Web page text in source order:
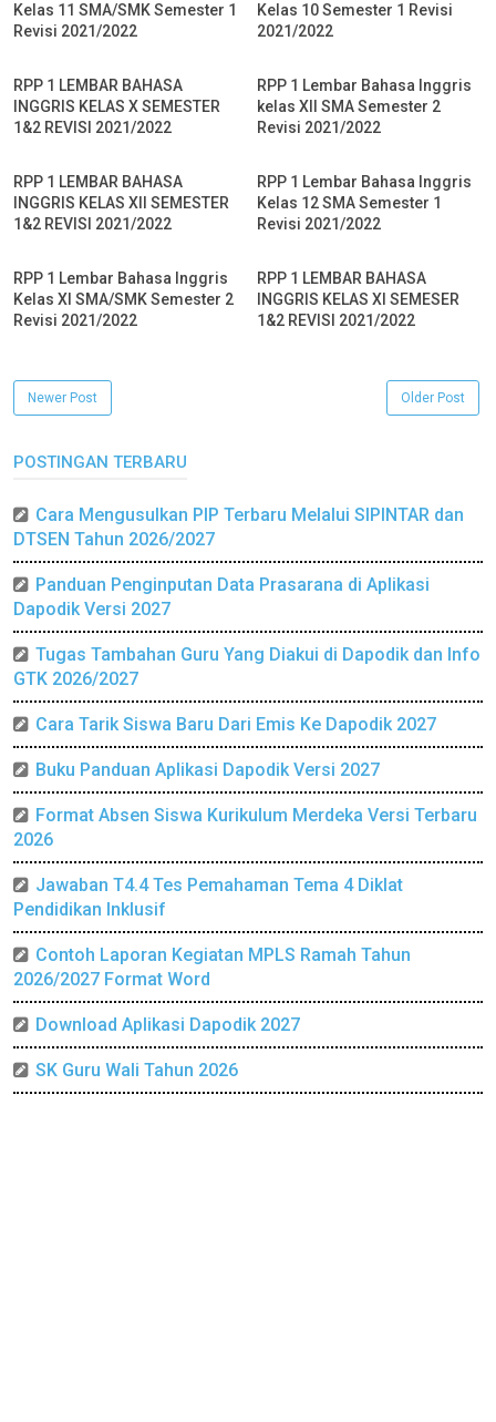
Kelas 11 SMA/SMK Semester 1
Revisi 2021/2022
Kelas 10 Semester 1 Revisi
2021/2022
RPP 1 LEMBAR BAHASA
INGGRIS KELAS X SEMESTER
1&2 REVISI 2021/2022
RPP 1 Lembar Bahasa Inggris
kelas XII SMA Semester 2
Revisi 2021/2022
RPP 1 LEMBAR BAHASA
INGGRIS KELAS XII SEMESTER
1&2 REVISI 2021/2022
RPP 1 Lembar Bahasa Inggris
Kelas 12 SMA Semester 1
Revisi 2021/2022
RPP 1 Lembar Bahasa Inggris
Kelas XI SMA/SMK Semester 2
Revisi 2021/2022
RPP 1 LEMBAR BAHASA
INGGRIS KELAS XI SEMESER
1&2 REVISI 2021/2022
Newer Post Older Post
POSTINGAN TERBARU
Cara Mengusulkan PIP Terbaru Melalui SIPINTAR dan
DTSEN Tahun 2026/2027
Panduan Penginputan Data Prasarana di Aplikasi
Dapodik Versi 2027
Tugas Tambahan Guru Yang Diakui di Dapodik dan Info
GTK 2026/2027
Cara Tarik Siswa Baru Dari Emis Ke Dapodik 2027
Buku Panduan Aplikasi Dapodik Versi 2027
Format Absen Siswa Kurikulum Merdeka Versi Terbaru
2026
Jawaban T4.4 Tes Pemahaman Tema 4 Diklat
Pendidikan Inklusif
Contoh Laporan Kegiatan MPLS Ramah Tahun
2026/2027 Format Word
Download Aplikasi Dapodik 2027
SK Guru Wali Tahun 2026